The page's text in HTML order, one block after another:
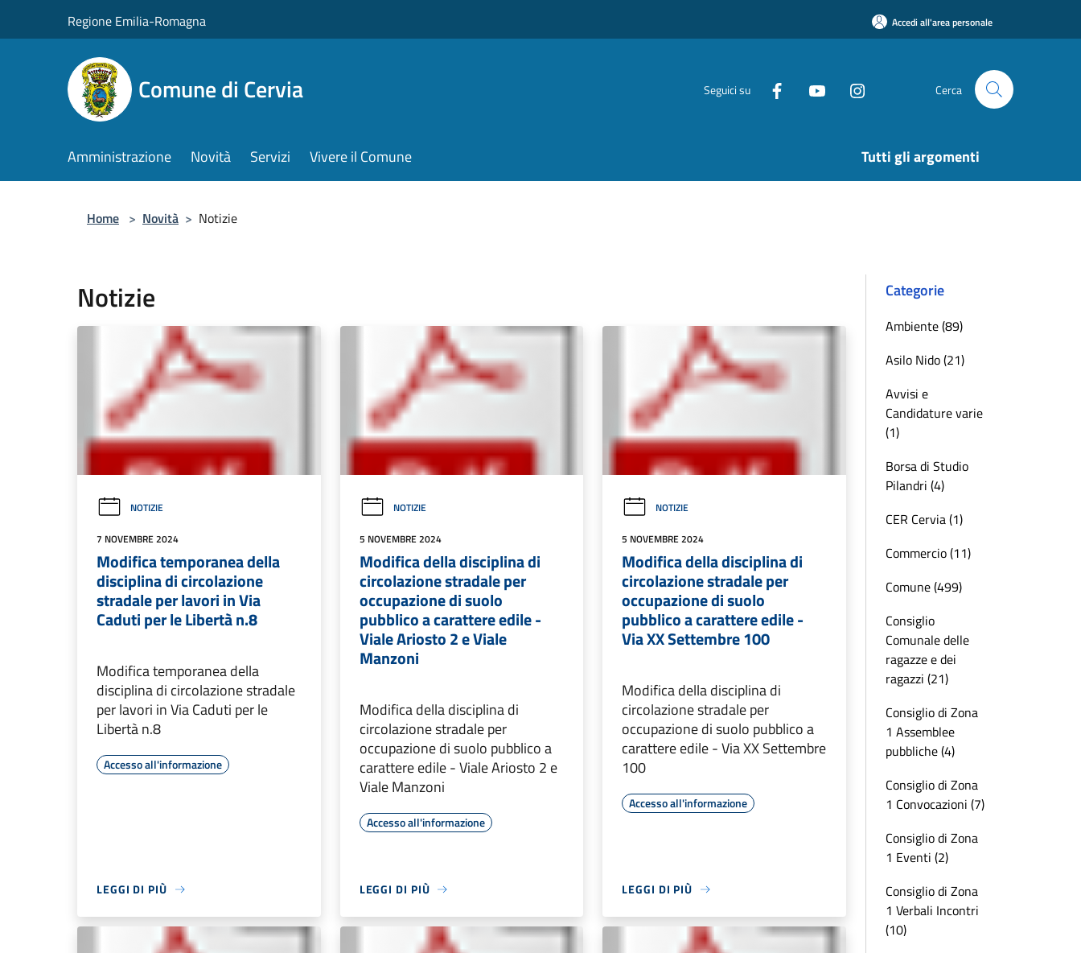
Regione Emilia-Romagna Accedi all'area personale
Comune di Cervia Seguici su Cerca
Amministrazione Novità Servizi Vivere il Comune Tutti gli argomenti
Home > Novità > Notizie
Notizie
NOTIZIE
7 NOVEMBRE 2024
Modifica temporanea della
disciplina di circolazione
stradale per lavori in Via
Caduti per le Libertà n.8
Modifica temporanea della
disciplina di circolazione stradale
per lavori in Via Caduti per le
Libertà n.8
Accesso all'informazione
LEGGI DI PIÙ
NOTIZIE
5 NOVEMBRE 2024
Modifica della disciplina di
circolazione stradale per
occupazione di suolo
pubblico a carattere edile -
Viale Ariosto 2 e Viale
Manzoni
Modifica della disciplina di
circolazione stradale per
occupazione di suolo pubblico a
carattere edile - Viale Ariosto 2 e
Viale Manzoni
Accesso all'informazione
LEGGI DI PIÙ
NOTIZIE
5 NOVEMBRE 2024
Modifica della disciplina di
circolazione stradale per
occupazione di suolo
pubblico a carattere edile -
Via XX Settembre 100
Modifica della disciplina di
circolazione stradale per
occupazione di suolo pubblico a
carattere edile - Via XX Settembre
100
Accesso all'informazione
LEGGI DI PIÙ
Categorie
Ambiente (89)
Asilo Nido (21)
Avvisi e
Candidature varie
(1)
Borsa di Studio
Pilandri (4)
CER Cervia (1)
Commercio (11)
Comune (499)
Consiglio
Comunale delle
ragazze e dei
ragazzi (21)
Consiglio di Zona
1 Assemblee
pubbliche (4)
Consiglio di Zona
1 Convocazioni (7)
Consiglio di Zona
1 Eventi (2)
Consiglio di Zona
1 Verbali Incontri
(10)